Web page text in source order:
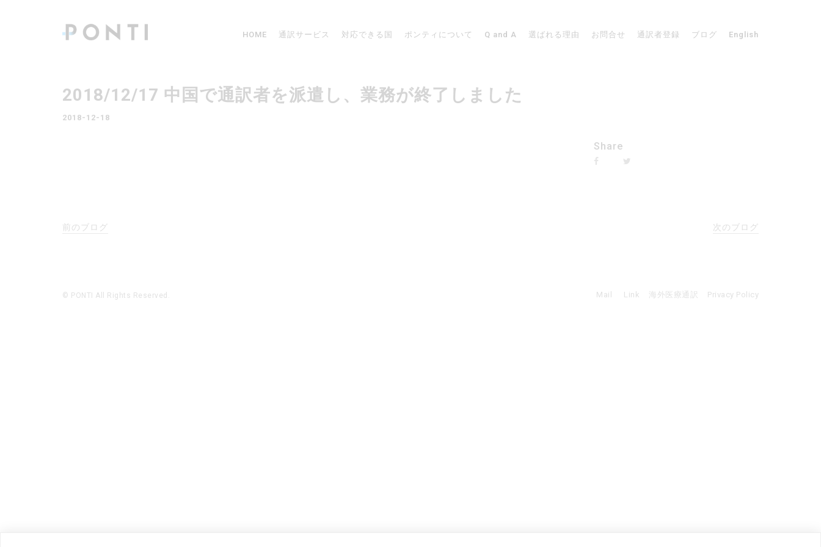
HOME 通訳サービス 対応できる国 ポンティについて Q and A 選ばれる理由 お問合せ 通訳者登録 ブログ English
2018/12/17 中国で通訳者を派遣し、業務が終了しました
2018-12-18
Share
前のブログ 次のブログ
© PONTI All Rights Reserved. Mail Link 海外医療通訳 Privacy Policy